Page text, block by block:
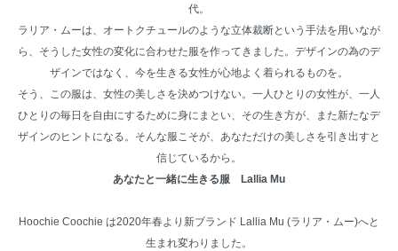
代。
ラリア・ムーは、オートクチュールのような立体裁断という手法を用いなが
ら、そうした女性の変化に合わせた服を作ってきました。デザインの為のデ
ザインではなく、今を生きる女性が心地よく着られるものを。
そう、この服は、女性の美しさを決めつけない。一人ひとりの女性が、一人
ひとりの毎日を自由にするために身にまとい、その生き方が、また新たなデ
ザインのヒントになる。そんな服こそが、あなただけの美しさを引き出すと
信じているから。
あなたと一緒に生きる服 Lallia Mu
Hoochie Coochie は2020年春より新ブランド Lallia Mu (ラリア・ムー)へと
生まれ変わりました。